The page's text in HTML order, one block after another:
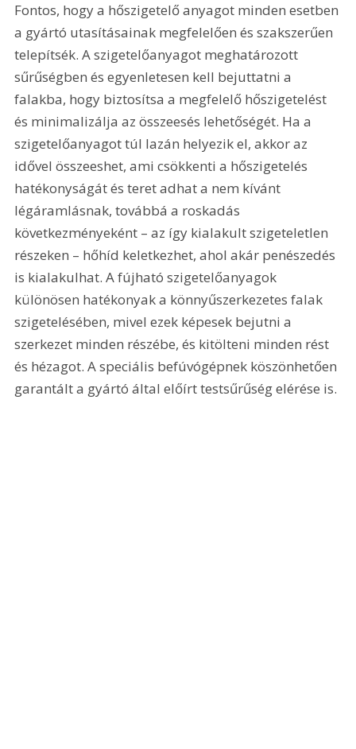
Fontos, hogy a hőszigetelő anyagot minden esetben
a gyártó utasításainak megfelelően és szakszerűen
telepítsék. A szigetelőanyagot meghatározott
sűrűségben és egyenletesen kell bejuttatni a
falakba, hogy biztosítsa a megfelelő hőszigetelést
és minimalizálja az összeesés lehetőségét. Ha a
szigetelőanyagot túl lazán helyezik el, akkor az
idővel összeeshet, ami csökkenti a hőszigetelés
hatékonyságát és teret adhat a nem kívánt
légáramlásnak, továbbá a roskadás
következményeként – az így kialakult szigeteletlen
részeken – hőhíd keletkezhet, ahol akár penészedés
is kialakulhat. A fújható szigetelőanyagok
különösen hatékonyak a könnyűszerkezetes falak
szigetelésében, mivel ezek képesek bejutni a
szerkezet minden részébe, és kitölteni minden rést
és hézagot. A speciális befúvógépnek köszönhetően
garantált a gyártó által előírt testsűrűség elérése is.